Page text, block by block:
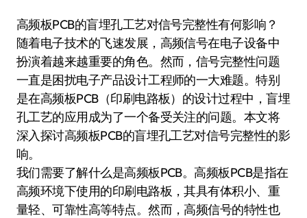
高频板PCB的盲埋孔工艺对信号完整性有何影响？
随着电子技术的飞速发展，高频信号在电子设备中
扮演着越来越重要的角色。然而，信号完整性问题
一直是困扰电子产品设计工程师的一大难题。特别
是在高频板PCB（印刷电路板）的设计过程中，盲埋
孔工艺的应用成为了一个备受关注的问题。本文将
深入探讨高频板PCB的盲埋孔工艺对信号完整性的影
响。
我们需要了解什么是高频板PCB。高频板PCB是指在
高频环境下使用的印刷电路板，其具有体积小、重
量轻、可靠性高等特点。然而，高频信号的特性也